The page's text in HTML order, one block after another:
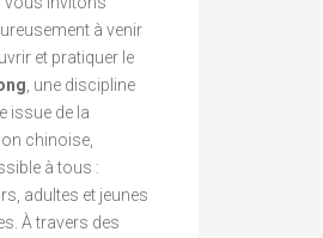
à venir
et pratiquer le
, une discipline
issue de la
chinoise,
à tous :
adultes et jeunes
À travers des